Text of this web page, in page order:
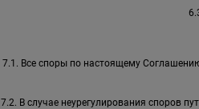
7.1. Все споры по настоящему
7.2. В случае неурегулирования споров